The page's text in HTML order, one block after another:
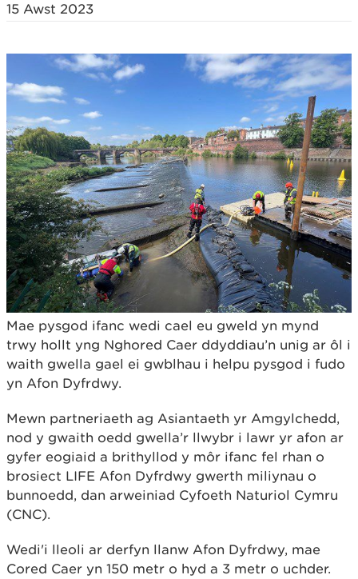
15 Awst 2023
Mae pysgod ifanc wedi cael eu gweld yn mynd
trwy hollt yng Nghored Caer ddyddiau’n unig ar ôl i
waith gwella gael ei gwblhau i helpu pysgod i fudo
yn Afon Dyfrdwy.
Mewn partneriaeth ag Asiantaeth yr Amgylchedd,
nod y gwaith oedd gwella’r llwybr i lawr yr afon ar
gyfer eogiaid a brithyllod y môr ifanc fel rhan o
brosiect LIFE Afon Dyfrdwy gwerth miliynau o
bunnoedd, dan arweiniad Cyfoeth Naturiol Cymru
(CNC).
Wedi'i lleoli ar derfyn llanw Afon Dyfrdwy, mae
Cored Caer yn 150 metr o hyd a 3 metr o uchder.